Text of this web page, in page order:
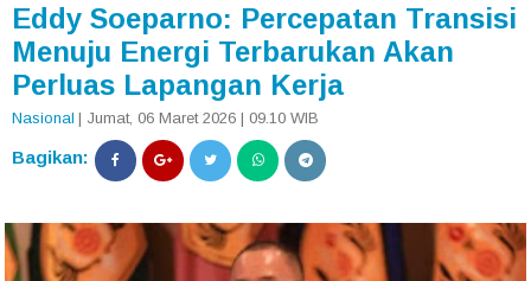
Eddy Soeparno: Percepatan Transisi
Menuju Energi Terbarukan Akan
Perluas Lapangan Kerja
Nasional | Jumat, 06 Maret 2026 | 09.10 WIB
Bagikan: